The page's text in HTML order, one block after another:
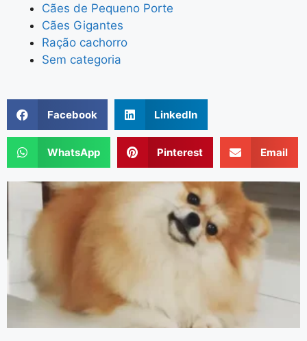
Cães de Pequeno Porte
Cães Gigantes
Ração cachorro
Sem categoria
Facebook LinkedIn
WhatsApp Pinterest Email